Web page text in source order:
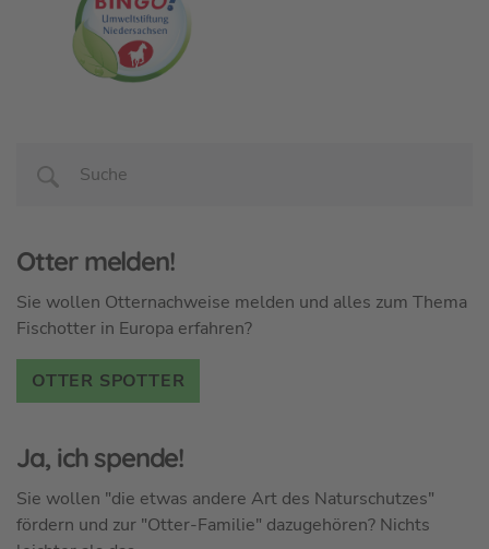
Otter melden!
Sie wollen Otternachweise melden und alles zum Thema
Fischotter in Europa erfahren?
OTTER SPOTTER
Ja, ich spende!
Sie wollen "die etwas andere Art des Naturschutzes"
fördern und zur "Otter-Familie" dazugehören? Nichts